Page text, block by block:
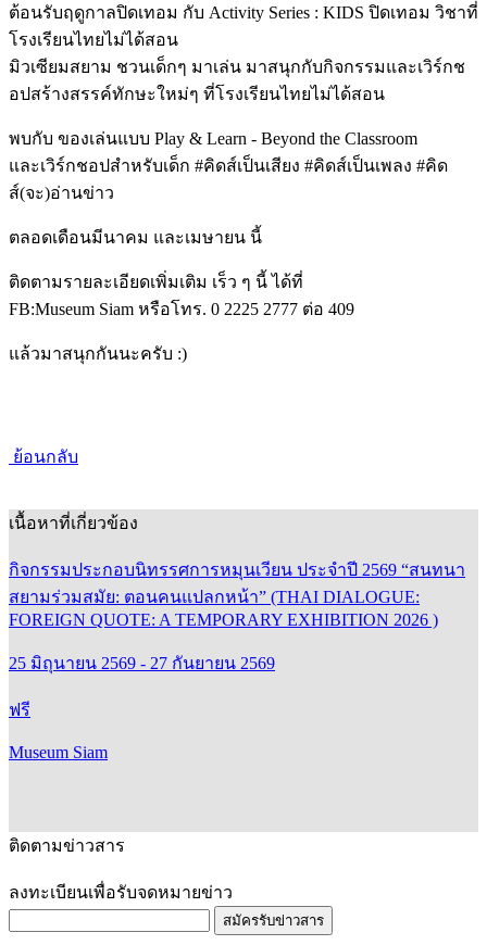
ต้อนรับฤดูกาลปิดเทอม กับ Activity Series : KIDS ปิดเทอม วิชาที่
โรงเรียนไทยไม่ได้สอน
มิวเซียมสยาม ชวนเด็กๆ มาเล่น มาสนุกกับกิจกรรมและเวิร์กช
อปสร้างสรรค์ทักษะใหม่ๆ ที่โรงเรียนไทยไม่ได้สอน
พบกับ ของเล่นแบบ Play & Learn - Beyond the Classroom
และเวิร์กชอปสำหรับเด็ก #คิดส์เป็นเสียง #คิดส์เป็นเพลง #คิด
ส์(จะ)อ่านข่าว
ตลอดเดือนมีนาคม และเมษายน นี้
ติดตามรายละเอียดเพิ่มเติม เร็ว ๆ นี้ ได้ที่
FB:Museum Siam หรือโทร. 0 2225 2777 ต่อ 409
แล้วมาสนุกกันนะครับ :)
ย้อนกลับ
เนื้อหาที่เกี่ยวข้อง
กิจกรรมประกอบนิทรรศการหมุนเวียน ประจำปี 2569 “สนทนา
สยามร่วมสมัย: ตอนคนแปลกหน้า” (THAI DIALOGUE:
FOREIGN QUOTE: A TEMPORARY EXHIBITION 2026 )
25 มิถุนายน 2569 - 27 กันยายน 2569
ฟรี
Museum Siam
ติดตามข่าวสาร
ลงทะเบียนเพื่อรับจดหมายข่าว
สมัครรับข่าวสาร